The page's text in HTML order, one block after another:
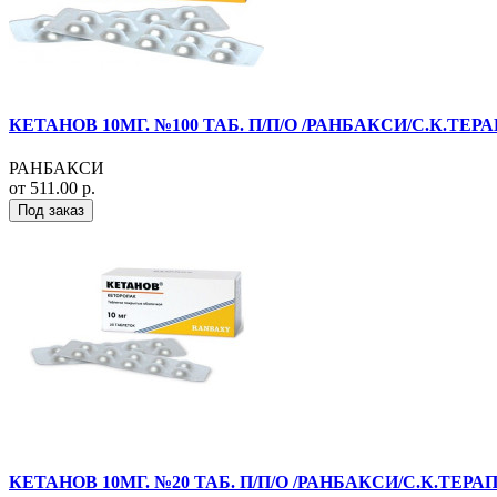
КЕТАНОВ 10МГ. №100 ТАБ. П/П/О /РАНБАКСИ/
РАНБАКСИ
от 511.00 р.
Под заказ
КЕТАНОВ 10МГ. №20 ТАБ. П/П/О /РАНБАКСИ/